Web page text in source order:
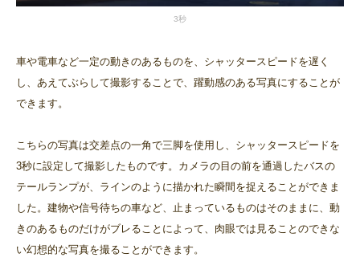
3秒
車や電車など一定の動きのあるものを、シャッタースピードを遅く
し、あえてぶらして撮影することで、躍動感のある写真にすることが
できます。
こちらの写真は交差点の一角で三脚を使用し、シャッタースピードを
3秒に設定して撮影したものです。カメラの目の前を通過したバスの
テールランプが、ラインのように描かれた瞬間を捉えることができま
した。建物や信号待ちの車など、止まっているものはそのままに、動
きのあるものだけがブレることによって、肉眼では見ることのできな
い幻想的な写真を撮ることができます。